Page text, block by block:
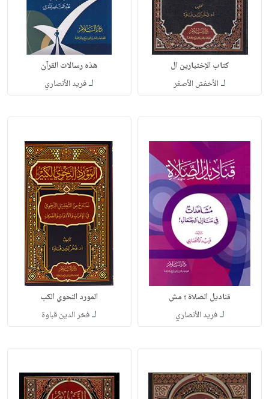
كتاب الإختيارين ال
لـ الأخفش الأصغر
هذه رسالات القرآن
لـفريد الأنصاري
قناديل الصلاة ؛ مش
لـفريد الأنصاري
المورد النحوي الكب
لـفخر الدين قباوة